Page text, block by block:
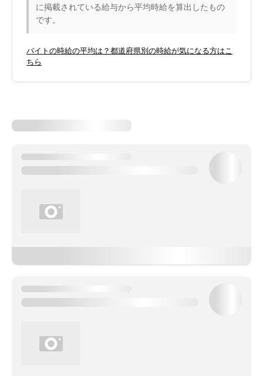
に掲載されている給与から平均時給を算出したもの
です。
バイトの時給の平均は？都道府県別の時給が気になる方はこ
ちら